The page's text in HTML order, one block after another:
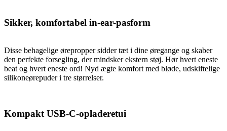
Sikker, komfortabel in-ear-pasform
Disse behagelige ørepropper sidder tæt i dine øregange og skaber
den perfekte forsegling, der mindsker ekstern støj. Hør hvert eneste
beat og hvert eneste ord! Nyd ægte komfort med bløde, udskiftelige
silikoneørepuder i tre størrelser.
Kompakt USB-C-opladeretui